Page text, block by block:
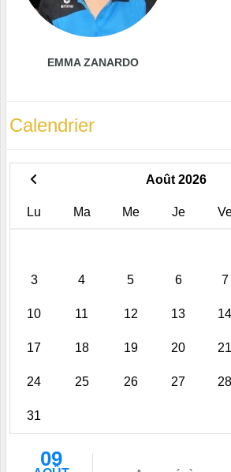
EMMA ZANARDO
Calendrier
Août 2026
Lu Ma Me Je
3 4 5 6 7
10 11 12 13 14
17 18 19 20 21
24 25 26 27 28
31
09